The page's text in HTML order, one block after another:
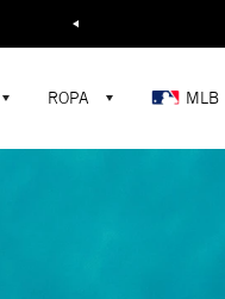
Buscar...
ROPA MLB